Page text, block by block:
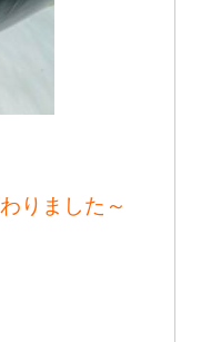
りました～